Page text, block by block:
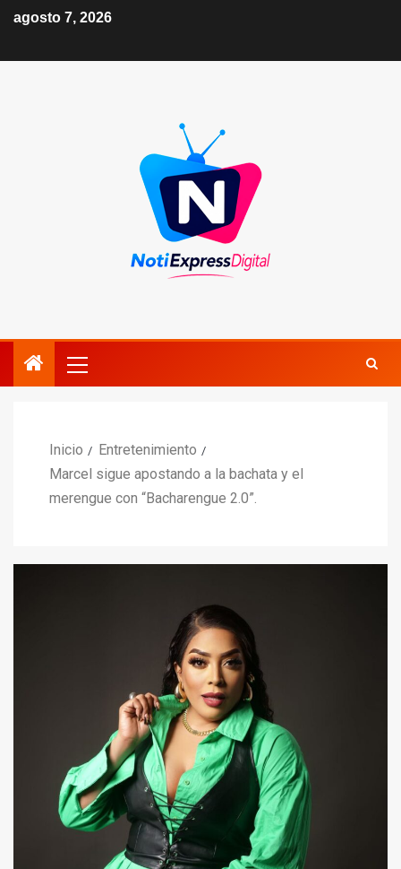
agosto 7, 2026
Inicio
Entretenimiento
Marcel sigue apostando a la bachata y el
merengue con “Bacharengue 2.0”.